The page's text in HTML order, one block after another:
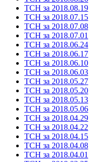
ТСН за 2018.08.19
ТСН за 2018.07.15
ТСН за 2018.07.08
ТСН за 2018.07.01
ТСН за 2018.06.24
ТСН за 2018.06.17
ТСН за 2018.06.10
ТСН за 2018.06.03
ТСН за 2018.05.27
ТСН за 2018.05.20
ТСН за 2018.05.13
ТСН за 2018.05.06
ТСН за 2018.04.29
ТСН за 2018.04.22
ТСН за 2018.04.15
ТСН за 2018.04.08
ТСН за 2018.04.01